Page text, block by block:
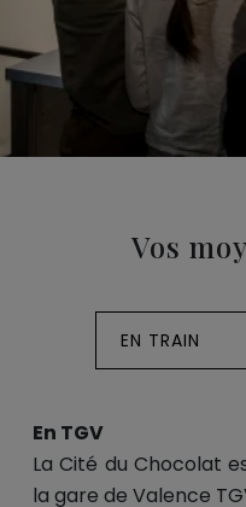
Vos
En TGV
La Cité du Chocolat
la gare de Valence